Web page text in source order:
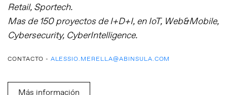
Retail, Sportech.
Mas de 150 proyectos de I+D+I, en IoT, Web&Mobile,
Cybersecurity, CyberIntelligence.
CONTACTO - ALESSIO.MERELLA@ABINSULA.COM
Más información